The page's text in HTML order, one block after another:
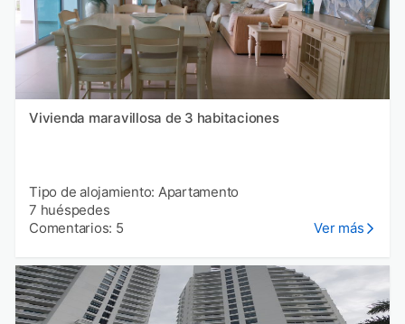
Vivienda maravillosa de 3 habitaciones
Tipo de alojamiento: Apartamento
7 huéspedes
Comentarios: 5
Ver más